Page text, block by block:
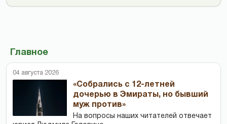
Главное
04 августа 2026
«Собрались с 12-летней
дочерью в Эмираты, но бывший
муж против»
На вопросы наших читателей отвечает